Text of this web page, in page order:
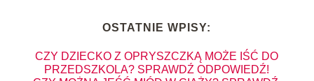
OSTATNIE WPISY:
CZY DZIECKO Z OPRYSZCZKĄ MOŻE IŚĆ DO
PRZEDSZKOLA? SPRAWDŹ ODPOWIEDŹ!